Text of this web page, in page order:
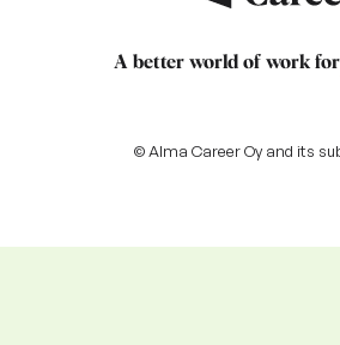
A better world of work for
© Alma Career Oy and its